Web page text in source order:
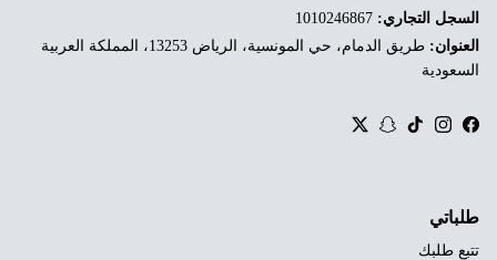
السجل التجاري:
العنوان:
طريق الدمام، حي المونسية، الرياض 13253، المملكة العربية
السعودية
Facebook
Instagram
TikTok
Snapchat
Twitter
طلباتي
تتبع طلبك